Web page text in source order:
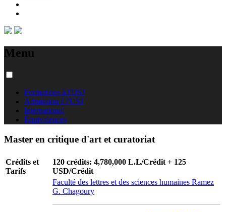
Menu
Formations à l'USJ
Admission à l'USJ
International
Équivalences
Master en critique d'art et curatoriat
Crédits et
Tarifs
120 crédits: 4,780,000 L.L/Crédit + 125
USD/Crédit
Faculté des lettres et des sciences humaines Ramez
G. Chagoury